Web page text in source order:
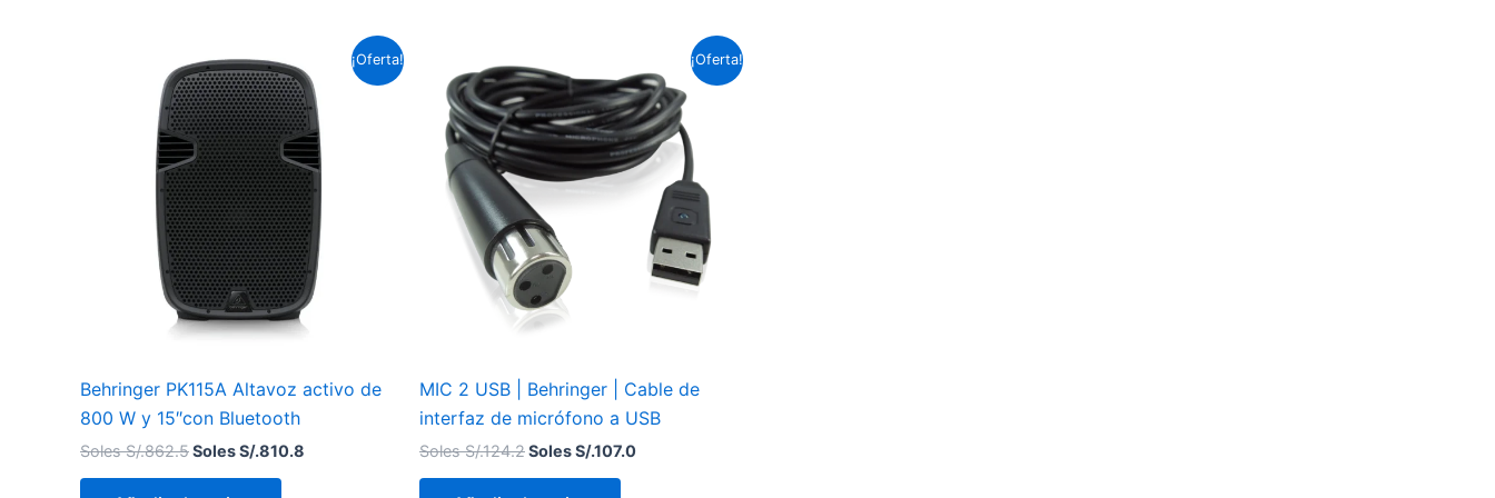
¡Oferta!
Behringer PK115A Altavoz activo de
800 W y 15″con Bluetooth
Soles S/.862.5
precio
original
era:
Soles
S/.862.5.
Soles S/.810.8
precio
actual
es:
Soles
S/.810.8.
¡Oferta!
MIC 2 USB | Behringer | Cable de
interfaz de micrófono a USB
Soles S/.124.2
precio
original
era:
Soles
S/.124.2.
Soles S/.107.0
precio
actual
es:
Soles
S/.107.0.